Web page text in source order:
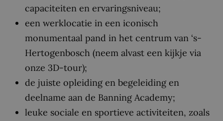
capaciteiten en ervaringsniveau;
een werklocatie in een iconisch
monumentaal pand in het centrum van ‘s-
Hertogenbosch (neem alvast een kijkje via
onze 3D-tour);
de juiste opleiding en begeleiding en
deelname aan de Banning Academy;
leuke sociale en sportieve activiteiten, zoals